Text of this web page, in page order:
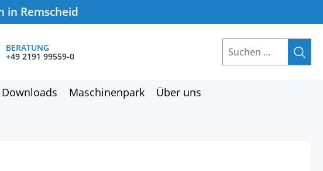
in Remscheid
BERATUNG
+49 2191 99559-0
Downloads Maschinenpark Über uns